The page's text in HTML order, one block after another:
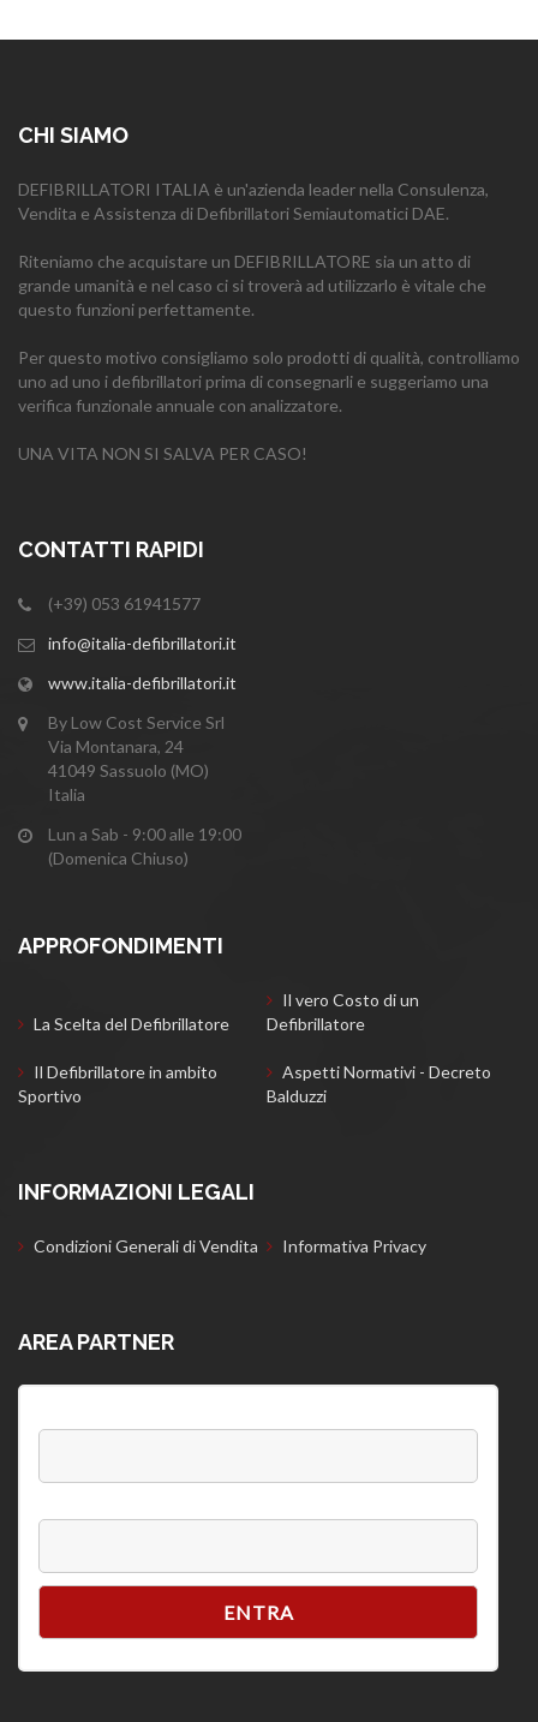
CHI SIAMO
DEFIBRILLATORI ITALIA è un'azienda leader nella Consulenza,
Vendita e Assistenza di Defibrillatori Semiautomatici DAE.
Riteniamo che acquistare un DEFIBRILLATORE sia un atto di
grande umanità e nel caso ci si troverà ad utilizzarlo è vitale che
questo funzioni perfettamente.
Per questo motivo consigliamo solo prodotti di qualità, controlliamo
uno ad uno i defibrillatori prima di consegnarli e suggeriamo una
verifica funzionale annuale con analizzatore.
UNA VITA NON SI SALVA PER CASO!
CONTATTI RAPIDI
(+39) 053 61941577
info@italia-defibrillatori.it
www.italia-defibrillatori.it
By Low Cost Service Srl
Via Montanara, 24
41049 Sassuolo (MO)
Italia
Lun a Sab - 9:00 alle 19:00
(Domenica Chiuso)
APPROFONDIMENTI
La Scelta del Defibrillatore
Il vero Costo di un
Defibrillatore
Il Defibrillatore in ambito
Sportivo
Aspetti Normativi - Decreto
Balduzzi
INFORMAZIONI LEGALI
Condizioni Generali di Vendita Informativa Privacy
AREA PARTNER